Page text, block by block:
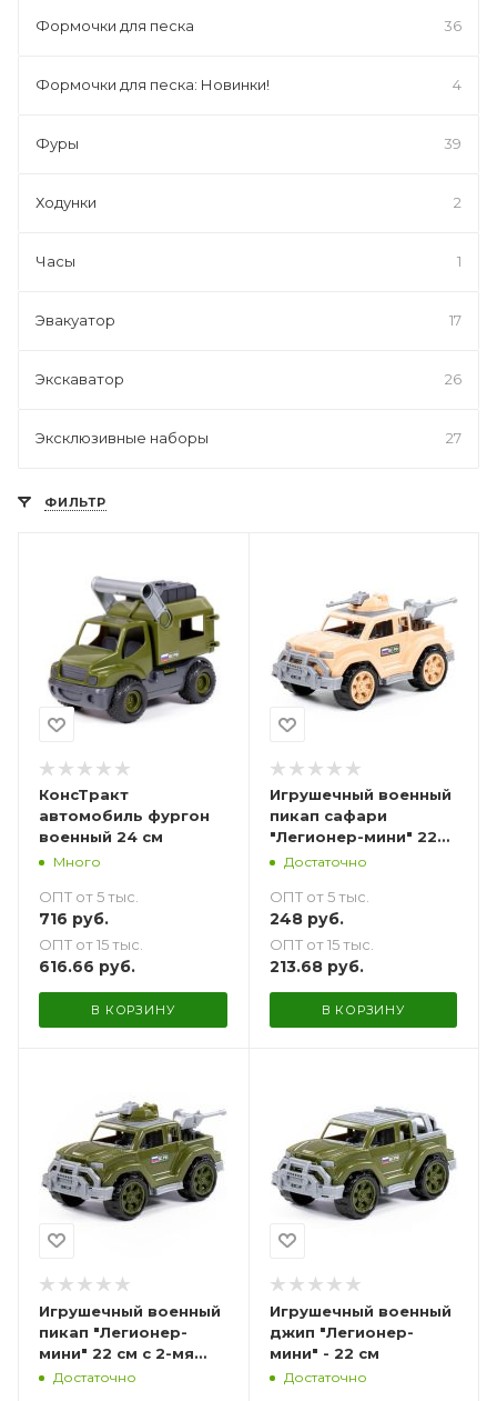
Формочки для песка 36
Формочки для песка: Новинки! 4
Фуры 39
Ходунки 2
Часы 1
Эвакуатор 17
Экскаватор 26
Эксклюзивные наборы 27
ФИЛЬТР
КонсТракт
автомобиль фургон
военный 24 см
Много
ОПТ от 5 тыс.
716 руб.
ОПТ от 15 тыс.
616.66 руб.
В КОРЗИНУ
Игрушечный военный
пикап сафари
"Легионер-мини" 22
см с 2-мя пулемётами
Достаточно
ОПТ от 5 тыс.
248руб.
ОПТ от 15 тыс.
213.68руб.
В КОРЗИНУ
Игрушечный военный
пикап "Легионер-
мини" 22 см с 2-мя
пулемётами
Достаточно
Игрушечный военный
джип "Легионер-
мини" - 22 см
Достаточно